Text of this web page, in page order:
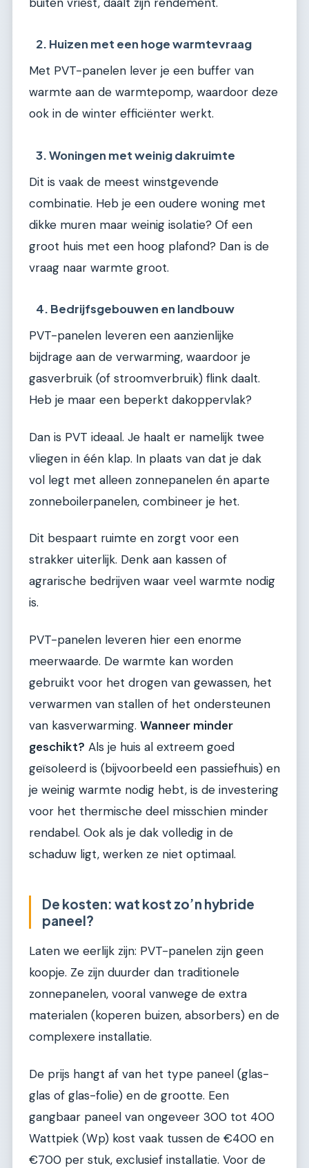
2. Huizen met een hoge warmtevraag
Met PVT-panelen lever je een buffer van
warmte aan de warmtepomp, waardoor deze
ook in de winter efficiënter werkt.
3. Woningen met weinig dakruimte
Dit is vaak de meest winstgevende
combinatie. Heb je een oudere woning met
dikke muren maar weinig isolatie? Of een
groot huis met een hoog plafond? Dan is de
vraag naar warmte groot.
4. Bedrijfsgebouwen en landbouw
PVT-panelen leveren een aanzienlijke
bijdrage aan de verwarming, waardoor je
gasverbruik (of stroomverbruik) flink daalt.
Heb je maar een beperkt dakoppervlak?
Dan is PVT ideaal. Je haalt er namelijk twee
vliegen in één klap. In plaats van dat je dak
vol legt met alleen zonnepanelen én aparte
zonneboilerpanelen, combineer je het.
Dit bespaart ruimte en zorgt voor een
strakker uiterlijk. Denk aan kassen of
agrarische bedrijven waar veel warmte nodig
is.
PVT-panelen leveren hier een enorme
meerwaarde. De warmte kan worden
gebruikt voor het drogen van gewassen, het
verwarmen van stallen of het ondersteunen
van kasverwarming. Wanneer minder
geschikt? Als je huis al extreem goed
geïsoleerd is (bijvoorbeeld een passiefhuis) en
je weinig warmte nodig hebt, is de investering
voor het thermische deel misschien minder
rendabel. Ook als je dak volledig in de
schaduw ligt, werken ze niet optimaal.
De kosten: wat kost zo’n hybride
paneel?
Laten we eerlijk zijn: PVT-panelen zijn geen
koopje. Ze zijn duurder dan traditionele
zonnepanelen, vooral vanwege de extra
materialen (koperen buizen, absorbers) en de
complexere installatie.
De prijs hangt af van het type paneel (glas-
glas of glas-folie) en de grootte. Een
gangbaar paneel van ongeveer 300 tot 400
Wattpiek (Wp) kost vaak tussen de €400 en
€700 per stuk, exclusief installatie. Voor de